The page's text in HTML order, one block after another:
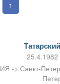
1
-> Санкт-